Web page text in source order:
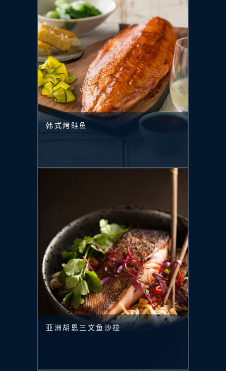
韩式烤鲑鱼
亚洲胡恩三文鱼沙拉